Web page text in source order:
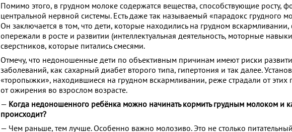
Помимо этого, в грудном молоке содержатся вещества, способствующие росту,
центральной нервной системы. Есть даже так называемый «парадокс грудного
Он заключается в том, что дети, которые находились на грудном
опережали в росте и развитии (интеллектуальная деятельность, моторные
сверстников, которые питались смесями.
Отмечу, что недоношенные дети по объективным причинам имеют риски
заболеваний, как сахарный диабет второго типа, гипертония и так далее.
«торопыжки», находившиеся на грудном вскармливании, реже страдали от этих
от ожирения во взрослом возрасте.
— Когда недоношенного ребёнка можно начинать кормить грудным молоком и
происходит?
— Чем раньше, тем лучше. Особенно важно молозиво. Это не столько питательный